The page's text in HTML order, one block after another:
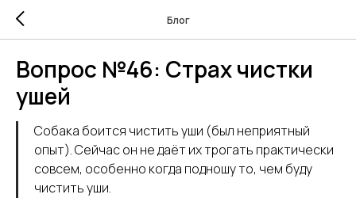
Блог
Вопрос №46: Страх чистки
ушей
Собака боится чистить уши (был неприятный
опыт). Сейчас он не даёт их трогать практически
совсем, особенно когда подношу то, чем буду
чистить уши.